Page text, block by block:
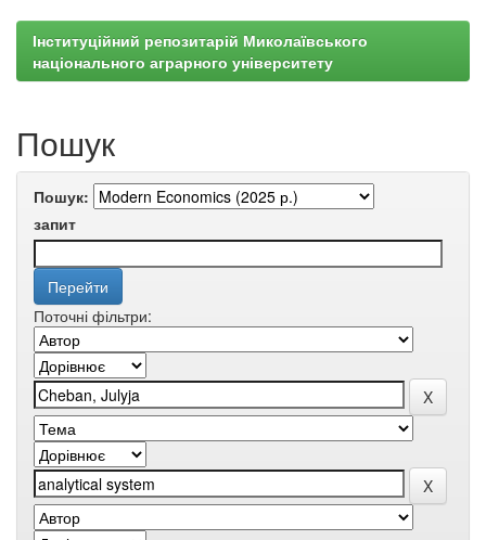
Інституційний репозитарій Миколаївського
національного аграрного університету
Пошук
Пошук:
запит
Поточні фільтри: